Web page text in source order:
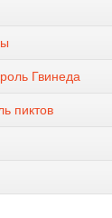
Гвинеда
пиктов